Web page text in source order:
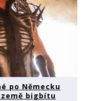
po Německu
bigbítu